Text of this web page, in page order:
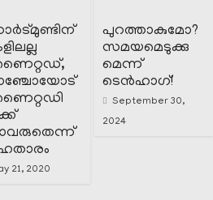
21, 2020
പുറത്താകുമോ?
സമയമെടുക്കു
മെന്ന്
ടെൻഹാഗ്!
September 30,
2024